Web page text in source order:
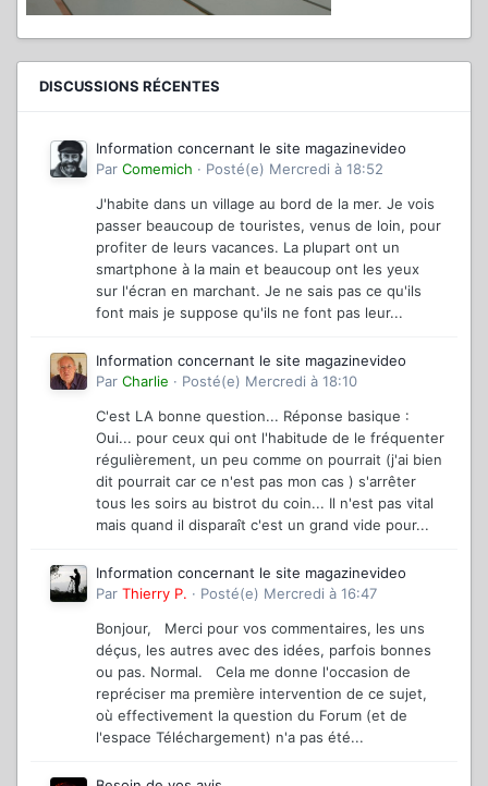
DISCUSSIONS RÉCENTES
Information concernant le site magazinevideo
Par Comemich · Posté(e) Mercredi à 18:52
J'habite dans un village au bord de la mer. Je vois
passer beaucoup de touristes, venus de loin, pour
profiter de leurs vacances. La plupart ont un
smartphone à la main et beaucoup ont les yeux
sur l'écran en marchant. Je ne sais pas ce qu'ils
font mais je suppose qu'ils ne font pas leur...
Information concernant le site magazinevideo
Par Charlie · Posté(e) Mercredi à 18:10
C'est LA bonne question... Réponse basique :
Oui... pour ceux qui ont l'habitude de le fréquenter
régulièrement, un peu comme on pourrait (j'ai bien
dit pourrait car ce n'est pas mon cas ) s'arrêter
tous les soirs au bistrot du coin... Il n'est pas vital
mais quand il disparaît c'est un grand vide pour...
Information concernant le site magazinevideo
Par Thierry P. · Posté(e) Mercredi à 16:47
Bonjour, Merci pour vos commentaires, les uns
déçus, les autres avec des idées, parfois bonnes
ou pas. Normal. Cela me donne l'occasion de
repréciser ma première intervention de ce sujet,
où effectivement la question du Forum (et de
l'espace Téléchargement) n'a pas été...